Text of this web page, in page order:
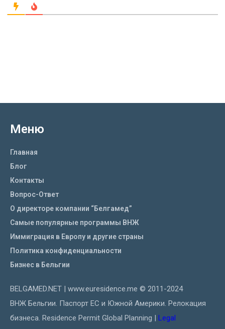
Меню
Главная
Блог
Контакты
Вопрос-Ответ
О директоре компании “Белгамед”
Самые популярные программы ВНЖ
Иммиграция в Европу и другие страны
Политика конфиденциальности
Бизнес в Бельгии
BELGAMED.NET | www.euresidence.me © 2011-2024
ВНЖ Бельгии. Паспорт ЕС и Южной Америки. Релокация
бизнеса. Residence Permit Global Planning | Legal